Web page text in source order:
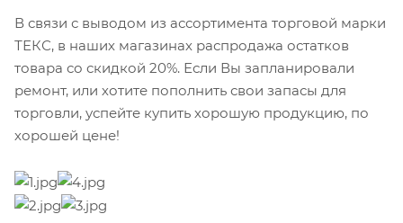
В связи с выводом из ассортимента торговой марки
ТЕКС, в наших магазинах распродажа остатков
товара со скидкой 20%. Если Вы запланировали
ремонт, или хотите пополнить свои запасы для
торговли, успейте купить хорошую продукцию, по
хорошей цене!